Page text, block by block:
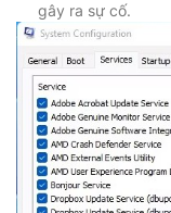
gây ra sự cố.